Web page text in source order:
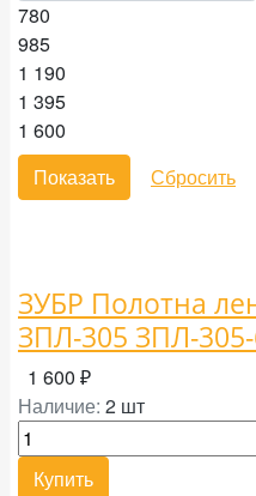
780
985
1 190
1 395
1 600
ЗУБР Полотна
ЗПЛ-305 ЗПЛ-
1 600 ₽
Наличие: 2 шт
Купить